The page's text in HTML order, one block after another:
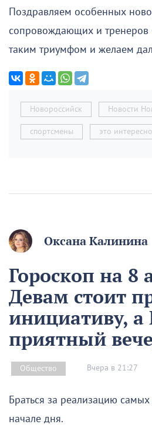
Поздравляем особенных
сопровождающих и тренеров
таким триумфом и желаем
Новороссийск Новости
спортсмены это интересно
Оксана Калинина
Гороскоп на 8
Девам стоит
инициативу, а
приятный
Общество Вчера в 21:27
Браться за реализацию
начале дня.